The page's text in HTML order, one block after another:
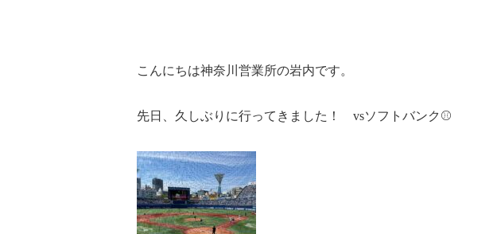
こんにちは神奈川営業所の岩内です。
先日、久しぶりに行ってきました！ vsソフトバンク⚾